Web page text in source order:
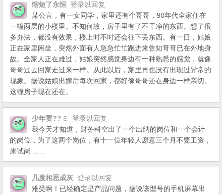
缩短了永恒 登录以回复
某公言，有一女同学，家里还有个哥哥，90年代全家住在
一幢两层的小楼里。不知何故，房子里有了不干净的东西。想了很
多办法，都没有效果，楼上时不时还会往下丢东西。有一日，姑娘
正在家里闲坐，突然外面有人急急忙忙跑进来告知哥哥已在外地身
故。全家人正在难过，姑娘突然感觉身边有一种熟悉的感觉，就像
哥哥过去回家走过来一样。从此以后，家里再也没有出现过异常的
现象。据说姑娘出嫁后每次回家，都好像哥哥还在身边一样亲切。
这幢房子现在还在。
少年要??ミ
登录以回复
我今天才知道，财务科空出了一个出纳的岗位和一个会计
的岗位，为了这两个岗位，有十一位年轻人愿意三个月不要工资，
来试岗……
几度相思成灰 登录以回复
难受啊！已经确定是产品问题，据说该型号的手机屏幕出